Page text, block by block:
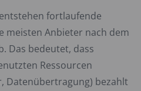
fortlaufende
meisten Anbieter nach dem
Das bedeutet, dass
Ressourcen
Datenübertragung) bezahlt